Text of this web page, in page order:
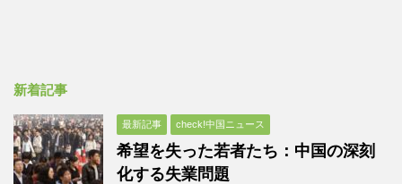
新着記事
最新記事 check!中国ニュース
希望を失った若者たち：中国の深刻
化する失業問題